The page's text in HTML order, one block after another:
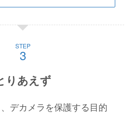
STEP
りあえず
デカメラを保護する目的